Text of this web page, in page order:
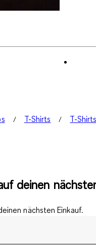
T-Shirts T-
deinen
nächsten Einkauf.